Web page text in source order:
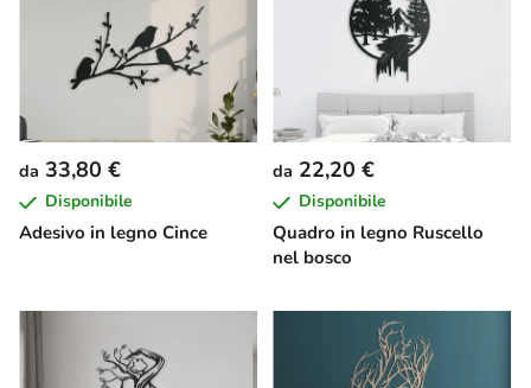
Adesivo in legno Cince
da 33,80 €
Disponibile
Quadro in legno Ruscello
nel bosco
da 22,20 €
Disponibile